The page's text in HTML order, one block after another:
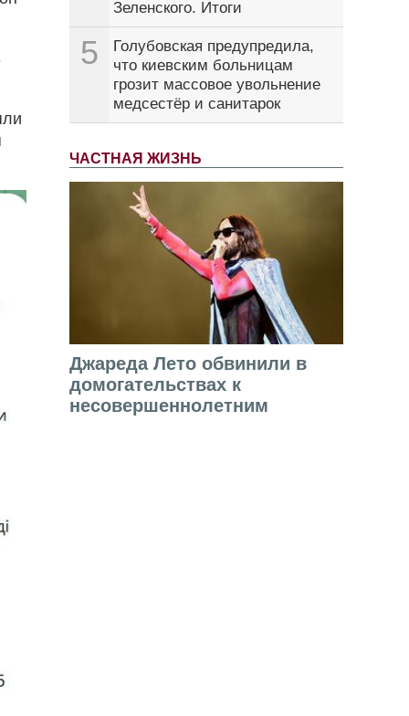
Зеленского. Итоги
5
Голубовская предупредила,
что киевским больницам
грозит массовое увольнение
медсестёр и санитарок
ЧАСТНАЯ ЖИЗНЬ
Джареда Лето обвинили в
домогательствах к
несовершеннолетним